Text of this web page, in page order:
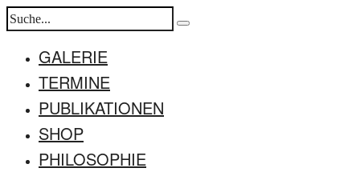
GALERIE
TERMINE
PUBLIKATIONEN
SHOP
PHILOSOPHIE